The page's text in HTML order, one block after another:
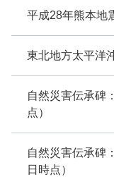
平成28年熊本地
東北地方太平洋
自然災害伝承碑
点）
自然災害伝承碑
日時点）